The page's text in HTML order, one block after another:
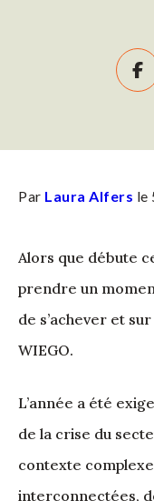
Par Laura Alfers le
Alors que débute
prendre un
de s’achever et
WIEGO.
L’année a été
de la crise du
contexte
interconnectées,